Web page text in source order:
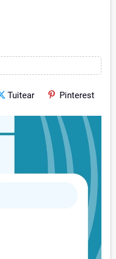
Tuitear Pinterest